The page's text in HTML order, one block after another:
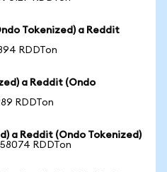
Tokenized) a Reddit
RDDTon
a Reddit (Ondo
RDDTon
a Reddit (Ondo Tokenized)
RDDTon